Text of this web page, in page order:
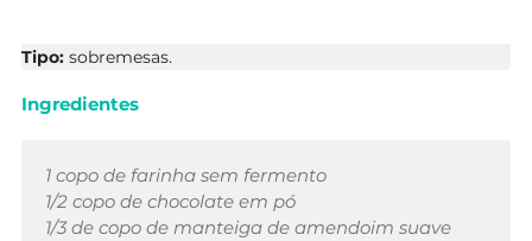
Tipo: sobremesas.
Ingredientes
1 copo de farinha sem fermento
1/2 copo de chocolate em pó
1/3 de copo de manteiga de amendoim suave